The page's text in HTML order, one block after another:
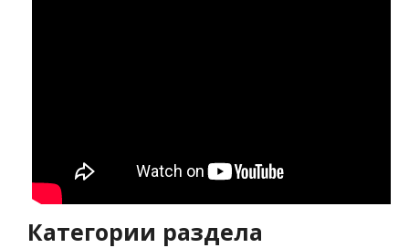
Категории раздела